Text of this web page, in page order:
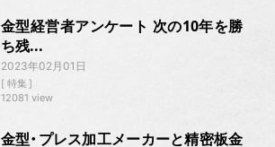
金型経営者アンケート 次の10年を勝
ち残...
2023年02月01日
特集
12081 view
金型・プレス加工メーカーと精密板金